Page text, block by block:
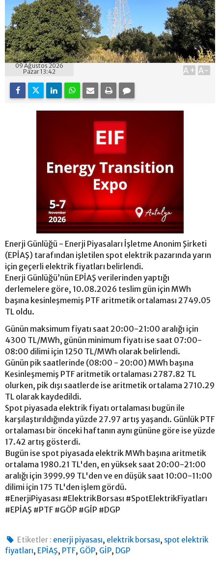
09 Ağustos 2026
Pazar 13:42
A+ A-
Enerji Günlüğü - Enerji Piyasaları İşletme Anonim Şirketi
(EPİAŞ) tarafından işletilen spot elektrik pazarında yarın
için geçerli elektrik fiyatları belirlendi.
Enerji Günlüğü’nün EPİAŞ verilerinden yaptığı
derlemelere göre, 10.08.2026 teslim gün için MWh
başına kesinleşmemiş PTF aritmetik ortalaması 2749.05
TL oldu.
Günün maksimum fiyatı saat 20:00-21:00 aralığı için
4300 TL/MWh, günün minimum fiyatı ise saat 07:00-
08:00 dilimi için 1250 TL/MWh olarak belirlendi.
Günün pik saatlerinde (08:00 - 20:00) MWh başına
Kesinleşmemiş PTF aritmetik ortalaması 2787.82 TL
olurken, pik dışı saatlerde ise aritmetik ortalama 2710.29
TL olarak kaydedildi.
Spot piyasada elektrik fiyatı ortalaması bugün ile
karşılaştırıldığında yüzde 27.97 artış yaşandı. Günlük PTF
ortalaması bir önceki haftanın aynı gününe göre ise yüzde
17.42 artış gösterdi.
Bugün ise spot piyasada elektrik MWh başına aritmetik
ortalama 1980.21 TL'den, en yüksek saat 20:00-21:00
aralığı için 3999.99 TL'den ve en düşük saat 10:00-11:00
dilimi için 175 TL'den işlem gördü.
#EnerjiPiyasası #ElektrikBorsası #SpotElektrikFiyatları
#EPİAŞ #PTF #GÖP #GİP #DGP
Etiketler : enerji piyasası, elektrik borsası, spot elektrik
fiyatları, EPİAŞ, PTF, GÖP, GİP, DGP